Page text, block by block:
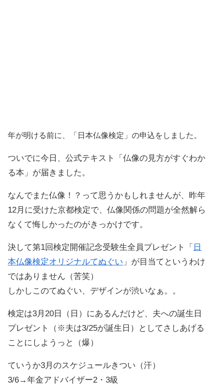
年が明ける前に、「日本仏像検定」の申込をしました。
ついでに今日、公式テキスト「仏像の見方がすぐわか
る本」が届きました。
なんでまた仏像！？って思うかもしれませんが、昨年
12月に受けた京都検定で、仏像関係の問題が全然解ら
なくて悔しかったのがきっかけです。
決して第1回検定開催記念受験生全員プレゼント「 日
本仏像検定オリジナルてぬぐい 」が目当てというわけ
ではありません（苦笑）
しかしこのてぬぐい、デザインが渋いなぁ。。
検定は3月20日（日）にあるんだけど、夫への誕生日
プレゼント（※夫は3/25が誕生日）としてさしあげる
ことにしようっと（爆）
ていうか3月のスケジュールきつい（汗）
3/6→年金アドバイザー2・3級